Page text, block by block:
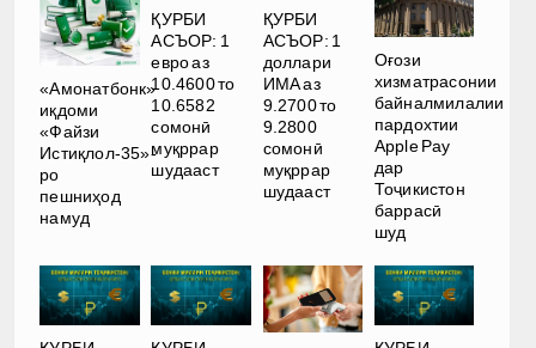
«Амонатбонк»
иқдоми
«Файзи
Истиқлол-35»-
ро
пешниҳод
намуд
ҚУРБИ
АСЪОР: 1
евро аз
10.4600 то
10.6582
сомонӣ
муқррар
шудааст
ҚУРБИ
АСЪОР: 1
доллари
ИМА аз
9.2700 то
9.2800
сомонӣ
муқррар
шудааст
Оғози
хизматрасонии
байналмилалии
пардохтии
Apple Pay
дар
Тоҷикистон
баррасӣ
шуд